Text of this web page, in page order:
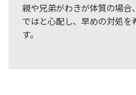
親や兄弟がわきが体質の場
ではと心配し、早めの対処
す。